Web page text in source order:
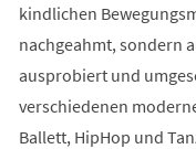
kindlichen
nachgeahmt, sondern
ausprobiert und
verschiedenen
Ballett, HipHop und